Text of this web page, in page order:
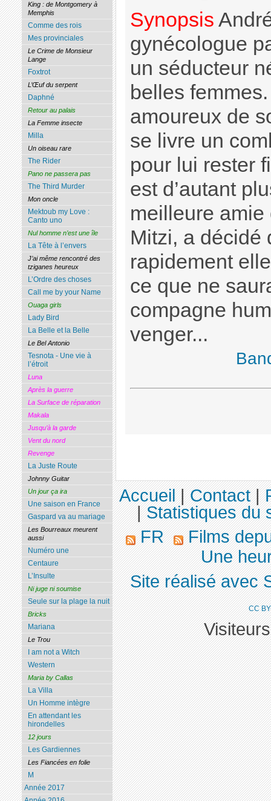
Synopsis
gynécologue
un séducteur
belles
amoureux de
se livre un
pour lui rester
est d’autant
meilleure
Mitzi, a décidé
rapidement
ce que ne
compagne
venger...
King : de Montgomery à
Memphis
Comme des rois
Mes provinciales
Le Crime de Monsieur
Lange
Foxtrot
L’Œuf du serpent
Daphné
Retour au palais
La Femme insecte
Milla
Un oiseau rare
The Rider
Pano ne passera pas
The Third Murder
Mon oncle
Mektoub my Love :
Canto uno
Nul homme n’est une île
La Tête à l’envers
J’ai même rencontré des
tziganes heureux
L’Ordre des choses
Call me by your Name
Ouaga girls
Lady Bird
La Belle et la Belle
Le Bel Antonio
Tesnota - Une vie à
l’étroit
Luna
Après la guerre
La Surface de réparation
Makala
Jusqu’à la garde
Vent du nord
Revenge
La Juste Route
Johnny Guitar
Un jour ça ira
Une saison en France
Gaspard va au mariage
Les Bourreaux meurent
aussi
Numéro une
Centaure
L’Insulte
Ni juge ni soumise
Seule sur la plage la nuit
Bricks
Mariana
Le Trou
I am not a Witch
Western
Maria by Callas
La Villa
Un Homme intègre
En attendant les
hirondelles
12 jours
Les Gardiennes
Les Fiancées en folie
M
Année 2017
Accueil|Contact|
|Statistiques du
FR
Films
Une
Site réalisé avec
CC